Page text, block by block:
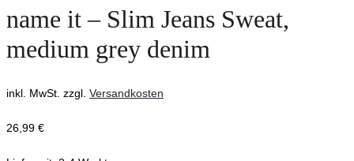
name it – Slim Jeans Sweat,
medium grey denim
inkl. MwSt. zzgl. Versandkosten
26,99 €